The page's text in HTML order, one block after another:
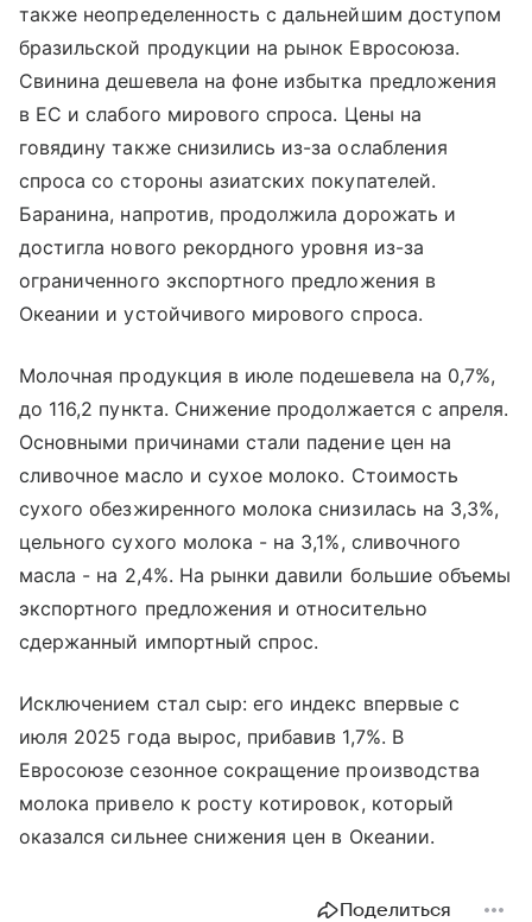
также неопределенность с дальнейшим доступом
бразильской продукции на рынок Евросоюза.
Свинина дешевела на фоне избытка предложения
в ЕС и слабого мирового спроса. Цены на
говядину также снизились из-за ослабления
спроса со стороны азиатских покупателей.
Баранина, напротив, продолжила дорожать и
достигла нового рекордного уровня из-за
ограниченного экспортного предложения в
Океании и устойчивого мирового спроса.
Молочная продукция в июле подешевела на 0,7%,
до 116,2 пункта. Снижение продолжается с апреля.
Основными причинами стали падение цен на
сливочное масло и сухое молоко. Стоимость
сухого обезжиренного молока снизилась на 3,3%,
цельного сухого молока - на 3,1%, сливочного
масла - на 2,4%. На рынки давили большие объемы
экспортного предложения и относительно
сдержанный импортный спрос.
Исключением стал сыр: его индекс впервые с
июля 2025 года вырос, прибавив 1,7%. В
Евросоюзе сезонное сокращение производства
молока привело к росту котировок, который
оказался сильнее снижения цен в Океании.
Поделиться